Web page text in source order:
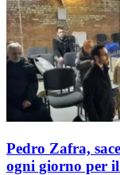
Pedro Zafra,
ogni giorno per